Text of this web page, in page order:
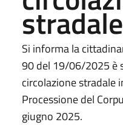
stradale
Si informa la
90 del 19/06/2025 è
circolazione stradale
Processione del
giugno 2025.